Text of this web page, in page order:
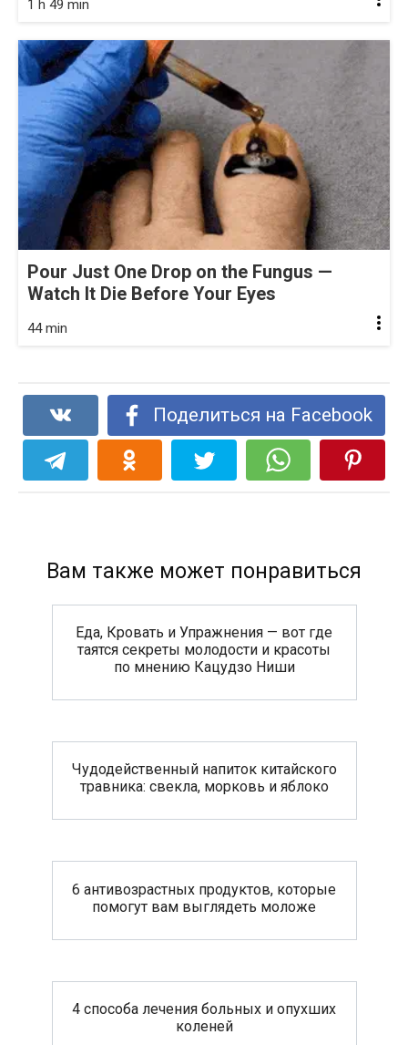
1 h 49 min
Pour Just One Drop on the Fungus —
Watch It Die Before Your Eyes
44 min
Поделиться на Facebook
Вам также может понравиться
Еда, Кровать и Упражнения — вот где
таятся секреты молодости и красоты
по мнению Кацудзо Ниши
Чудодейственный напиток китайского
травника: свекла, морковь и яблоко
6 антивозрастных продуктов, которые
помогут вам выглядеть моложе
4 способа лечения больных и опухших
коленей